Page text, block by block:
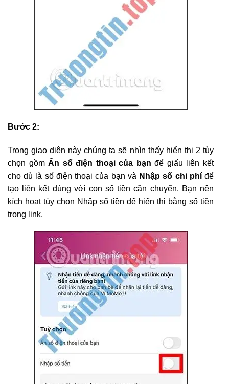
Bước 2:
Trong giao diện này chúng ta sẽ nhìn thấy hiển thị 2 tùy
chọn gồmẨn số điện thoại của bạnđể giấu liên kết
cho dù là số điện thoại của bạn và Nhập số chi phíđể
tạo liên kết đúng với con số tiền cần chuyển. Bạn nên
kích hoạt tùy chọn Nhập số tiền để hiển thị bằng số tiền
trong link.